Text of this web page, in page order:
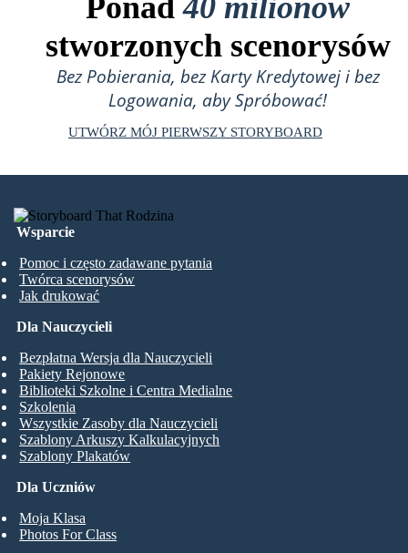
Ponad40 milionów
stworzonych scenorysów
Bez Pobierania, bez Karty Kredytowej i bez
Logowania, aby Spróbować!
UTWÓRZ MÓJ PIERWSZY STORYBOARD
Wsparcie
Pomoc i często zadawane pytania
Twórca scenorysów
Jak drukować
Dla Uczniów
Moja Klasa
Photos For Class
Dla Nauczycieli
Bezpłatna Wersja dla Nauczycieli
Pakiety Rejonowe
Biblioteki Szkolne i Centra Medialne
Szkolenia
Wszystkie Zasoby dla Nauczycieli
Szablony Arkuszy Kalkulacyjnych
Szablony Plakatów